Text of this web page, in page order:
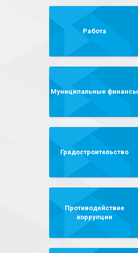
Работа
Муниципальные финансы
Градостроительство
Противодействие
коррупции